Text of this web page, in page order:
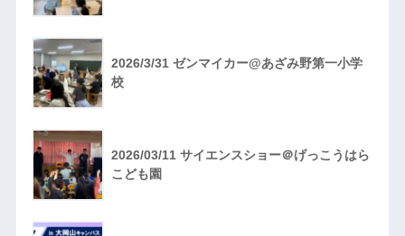
2026/3/31 ゼンマイカー@あざみ野第一小学
校
2026/03/11 サイエンスショー＠げっこうはら
こども園